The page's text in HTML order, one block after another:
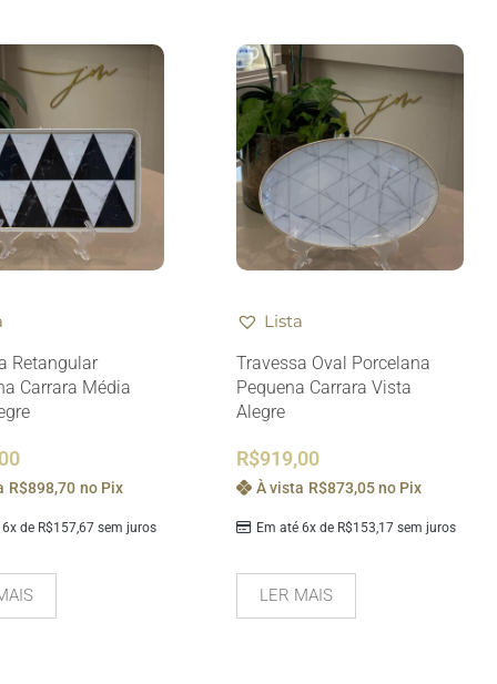
Retangular
Carrara Média
6x de R$157,67 sem juros
R$898,70 no Pix
Lista
Travessa Oval Porcelana
Pequena Carrara Vista
Alegre
R$919,00
Em até 6x de R$153,17sem juros
À vista R$873,05 no Pix
LER MAIS